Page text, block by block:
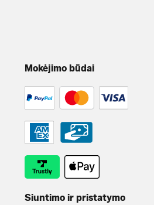
Mokėjimo būdai
Siuntimo ir pristatymo